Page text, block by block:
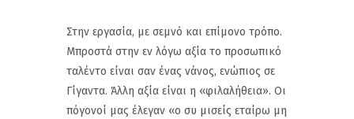
Στην εργασία, με σεμνό και επίμονο τρόπο.
Μπροστά στην εν λόγω αξία το προσωπικό
ταλέντο είναι σαν ένας νάνος, ενώπιος σε
Γίγαντα. Άλλη αξία είναι η «φιλαλήθεια». Οι
πόγονοί μας έλεγαν «ο συ μισείς εταίρω μη